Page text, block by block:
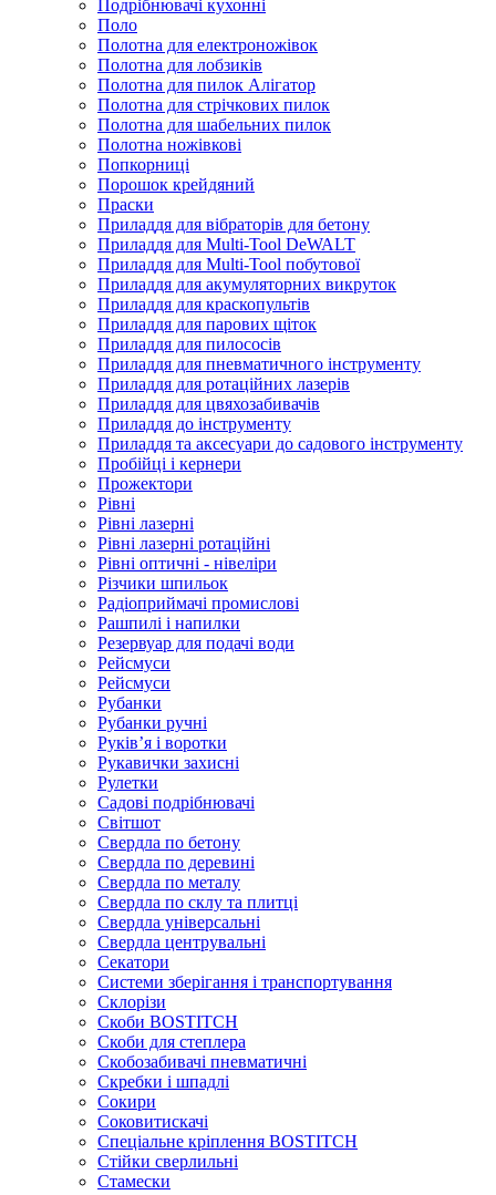
Подрібнювачі кухонні
Поло
Полотна для електроножівок
Полотна для лобзиків
Полотна для пилок Алігатор
Полотна для стрічкових пилок
Полотна для шабельних пилок
Полотна ножівкові
Попкорниці
Порошок крейдяний
Праски
Приладдя для вібраторів для бетону
Приладдя для Multi-Tool DeWALT
Приладдя для Multi-Tool побутової
Приладдя для акумуляторних викруток
Приладдя для краскопультів
Приладдя для парових щіток
Приладдя для пилососів
Приладдя для пневматичного інструменту
Приладдя для ротаційних лазерів
Приладдя для цвяхозабивачів
Приладдя до інструменту
Приладдя та аксесуари до садового інструменту
Пробійці і кернери
Прожектори
Рівні
Рівні лазерні
Рівні лазерні ротаційні
Рівні оптичні - нівеліри
Різчики шпильок
Радіоприймачі промислові
Рашпилі і напилки
Резервуар для подачі води
Рейсмуси
Рейсмуси
Рубанки
Рубанки ручні
Руківʼя і воротки
Рукавички захисні
Рулетки
Садові подрібнювачі
Світшот
Свердла по бетону
Свердла по деревині
Свердла по металу
Свердла по склу та плитці
Свердла універсальні
Свердла центрувальні
Секатори
Системи зберігання і транспортування
Склорізи
Скоби BOSTITCH
Скоби для степлера
Скобозабивачі пневматичні
Скребки і шпадлі
Сокири
Соковитискачі
Спеціальне кріплення BOSTITCH
Стійки сверлильні
Стамески